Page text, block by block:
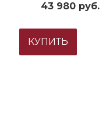
43 980 руб.
КУПИТЬ